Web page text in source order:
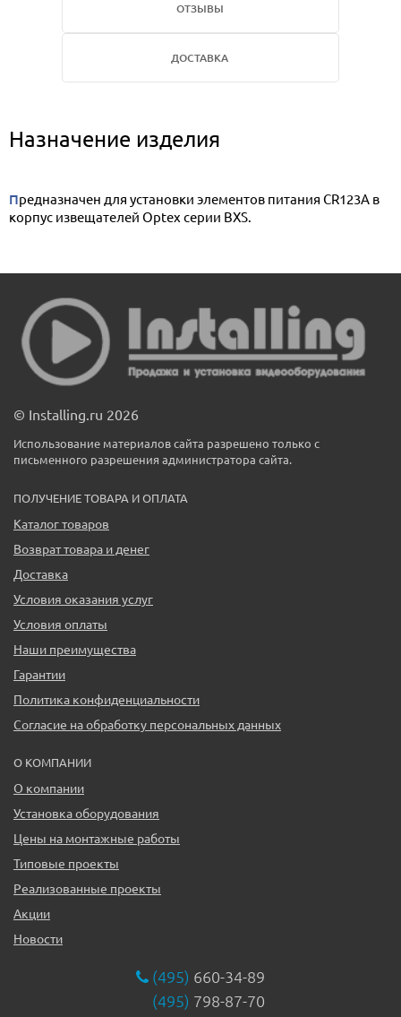
ОТЗЫВЫ
ДОСТАВКА
Назначение изделия
Предназначен для установки элементов питания CR123A в
корпус извещателей Optex серии BXS.
© Installing.ru 2026
Использование материалов сайта разрешено только с
письменного разрешения администратора сайта.
ПОЛУЧЕНИЕ ТОВАРА И ОПЛАТА
Каталог товаров
Возврат товара и денег
Доставка
Условия оказания услуг
Условия оплаты
Наши преимущества
Гарантии
Политика конфиденциальности
Согласие на обработку персональных данных
О КОМПАНИИ
О компании
Установка оборудования
Цены на монтажные работы
Типовые проекты
Реализованные проекты
Акции
Новости
(495) 660-34-89
(495) 798-87-70